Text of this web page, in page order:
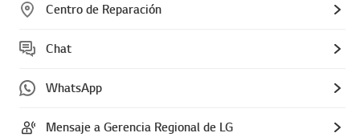
Centro de Reparación
Chat
WhatsApp
Mensaje a Gerencia Regional de LG